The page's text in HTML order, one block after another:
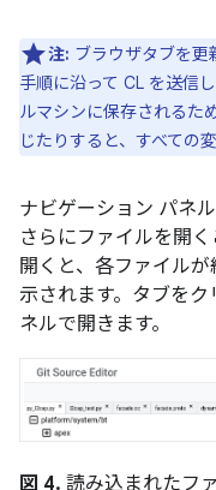
注: ブラウザタブを更
手順に沿って CL を送信
ルマシンに保存されるた
じたりすると、すべての
ナビゲーション パネ
さらにファイルを開
開くと、各ファイル
示されます。タブを
ネルで開きます。
図 4. 読み込まれたフ